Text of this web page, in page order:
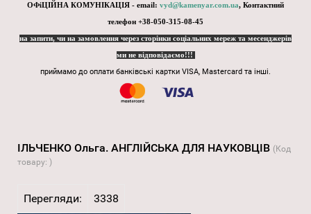
ОФіЦІЙНА КОМУНІКАЦІЯ - email: vyd@kamenyar.com.ua, Контактний
телефон +38-050-315-08-45
на запити, чи на замовлення через сторінки соціальних мереж та месенджерів
ми не відповідаємо!!!
приймамо до оплати банківські картки VISA, Mastercard та інші.
ІЛЬЧЕНКО Ольга. АНГЛІЙСЬКА ДЛЯ НАУКОВЦІВ (Код
товару: )
Перегляди: 3338